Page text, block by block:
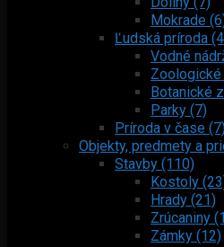
Mokrade
Ľudská príroda
Vodné
Zoologické
Botanické
Parky (7)
Príroda v čase (7)
Objekty, predmety a
Stavby (110)
Kostoly
Hrady (21)
Zrúcaniny
Zámky (12)